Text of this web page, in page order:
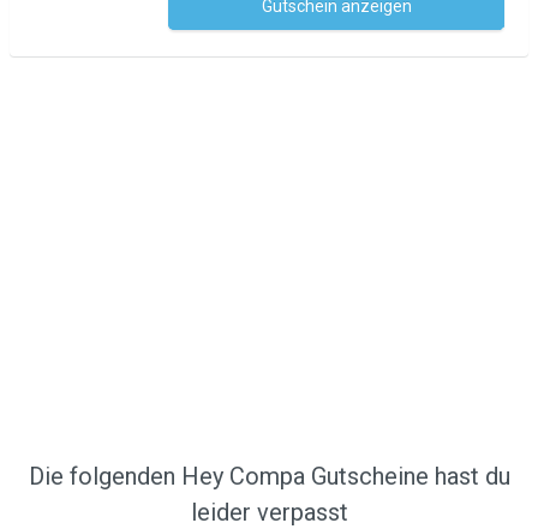
Gutschein anzeigen
Die folgenden Hey Compa Gutscheine hast du
leider verpasst